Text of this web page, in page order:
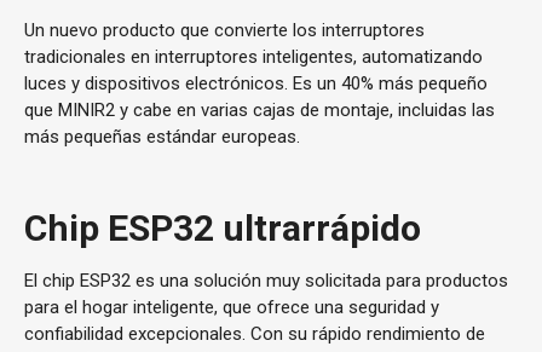
Un nuevo producto que convierte los interruptores
tradicionales en interruptores inteligentes, automatizando
luces y dispositivos electrónicos. Es un 40% más pequeño
que MINIR2 y cabe en varias cajas de montaje, incluidas las
más pequeñas estándar europeas.
Chip ESP32 ultrarrápido
El chip ESP32 es una solución muy solicitada para productos
para el hogar inteligente, que ofrece una seguridad y
confiabilidad excepcionales. Con su rápido rendimiento de